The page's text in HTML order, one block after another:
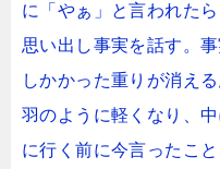
に「やぁ」と言われた
思い出し事実を話す。
しかかった重りが消え
羽のように軽くなり、
に行く前に今言ったこと